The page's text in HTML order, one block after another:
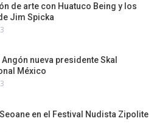
de arte con Huatuco Being y los
Jim Spicka
nueva presidente Skal
México
en el Festival Nudista Zipolite